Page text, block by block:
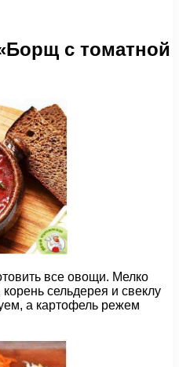
с томатной
все овощи. Мелко
сельдерея и свеклу
а картофель режем